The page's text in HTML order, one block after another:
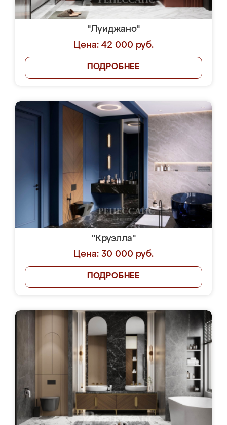
"Луиджано"
Цена: 42 000 руб.
ПОДРОБНЕЕ
"Круэлла"
Цена: 30 000 руб.
ПОДРОБНЕЕ